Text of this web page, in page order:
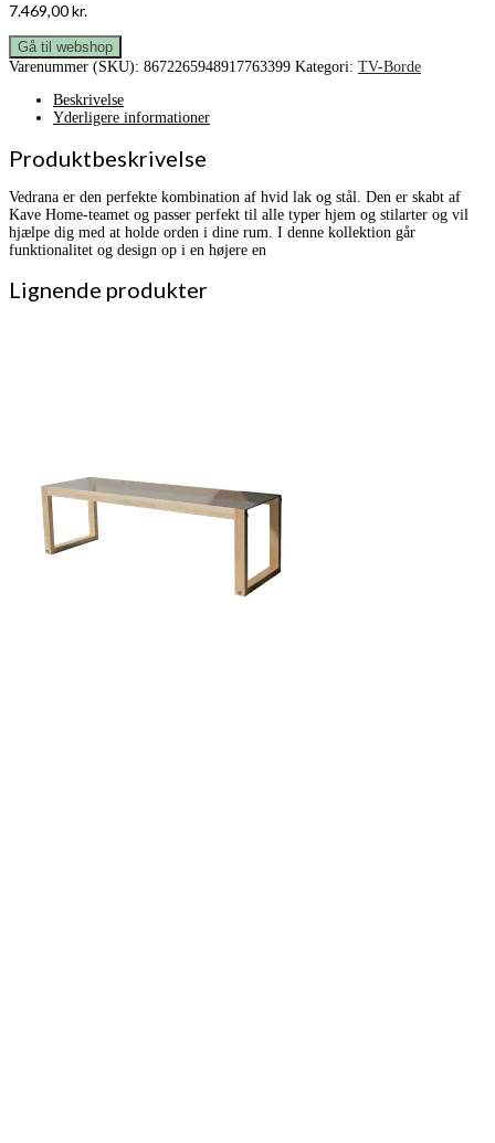
7.469,00kr.
Gå til webshop
Varenummer (SKU): 8672265948917763399 Kategori: TV-Borde
Beskrivelse
Yderligere informationer
Produktbeskrivelse
Vedrana er den perfekte kombination af hvid lak og stål. Den er skabt af
Kave Home-teamet og passer perfekt til alle typer hjem og stilarter og vil
hjælpe dig med at holde orden i dine rum. I denne kollektion går
funktionalitet og design op i en højere en
Lignende produkter